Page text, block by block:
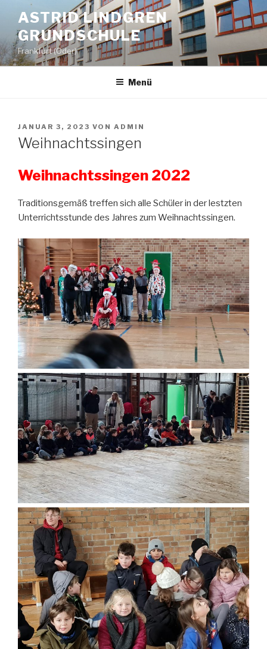
Inhalt
springen
ASTRID LINDGREN
GRUNDSCHULE
Frankfurt (Oder)
Menü
VERÖFFENTLICHT
AM
JANUAR 3, 2023 VON ADMIN
Weihnachtssingen
Weihnachtssingen 2022
Traditionsgemäß treffen sich alle Schüler in der lestzten
Unterrichtsstunde des Jahres zum Weihnachtssingen.